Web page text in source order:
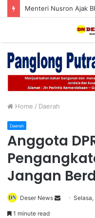
Home / Daerah
Daerah
Anggota
Jangan
Deser News Selasa,
1 minute read